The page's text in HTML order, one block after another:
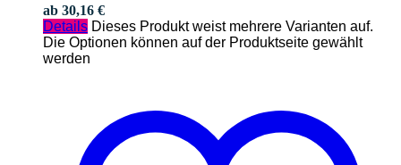
ab 30,16 €
Details Dieses Produkt weist mehrere Varianten auf.
Die Optionen können auf der Produktseite gewählt
werden